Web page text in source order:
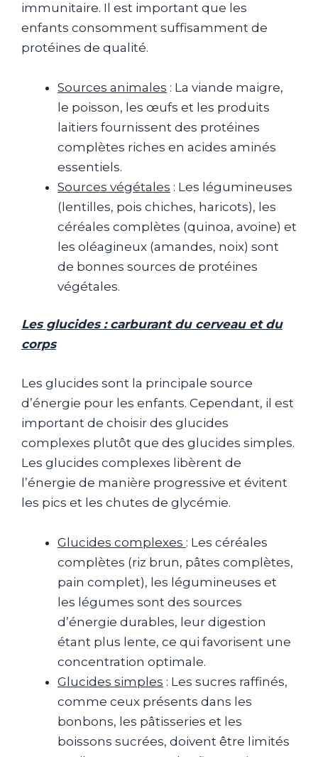
immunitaire. Il est important que les
enfants consomment suffisamment de
protéines de qualité.
Sources animales : La viande maigre,
le poisson, les œufs et les produits
laitiers fournissent des protéines
complètes riches en acides aminés
essentiels.
Sources végétales : Les légumineuses
(lentilles, pois chiches, haricots), les
céréales complètes (quinoa, avoine) et
les oléagineux (amandes, noix) sont
de bonnes sources de protéines
végétales.
Les glucides : carburant du cerveau et du
corps
Les glucides sont la principale source
d’énergie pour les enfants. Cependant, il est
important de choisir des glucides
complexes plutôt que des glucides simples.
Les glucides complexes libèrent de
l’énergie de manière progressive et évitent
les pics et les chutes de glycémie.
Glucides complexes : Les céréales
complètes (riz brun, pâtes complètes,
pain complet), les légumineuses et
les légumes sont des sources
d’énergie durables, leur digestion
étant plus lente, ce qui favorisent une
concentration optimale.
Glucides simples : Les sucres raffinés,
comme ceux présents dans les
bonbons, les pâtisseries et les
boissons sucrées, doivent être limités